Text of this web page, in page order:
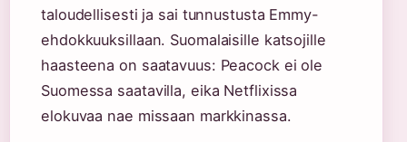
taloudellisesti ja sai tunnustusta Emmy-
ehdokkuuksillaan. Suomalaisille katsojille
haasteena on saatavuus: Peacock ei ole
Suomessa saatavilla, eika Netflixissa
elokuvaa nae missaan markkinassa.